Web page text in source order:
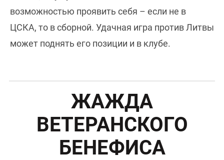
возможностью проявить себя – если не в
ЦСКА, то в сборной. Удачная игра против Литвы
может поднять его позиции и в клубе.
ЖАЖДА
ВЕТЕРАНСКОГО
БЕНЕФИСА